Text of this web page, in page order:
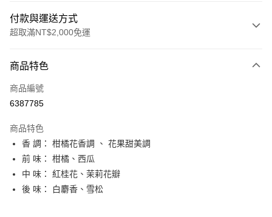
付款與運送方式
超取滿NT$2,000免運
信用卡一次付款
超商取貨付款
悠遊付
ATM付款
運送方式
商品特色
商品編號
6387785
商品特色
香 調： 柑橘花香調 、 花果甜美調
前 味： 柑橘、西瓜
中 味： 紅桂花、茉莉花瓣
後 味： 白麝香、雪松